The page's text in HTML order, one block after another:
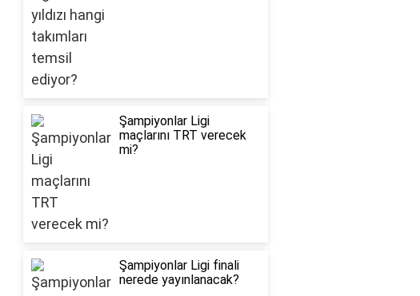
Şampiyonlar Ligi
maçlarını TRT verecek
mi?
Şampiyonlar Ligi finali
nerede yayınlanacak?